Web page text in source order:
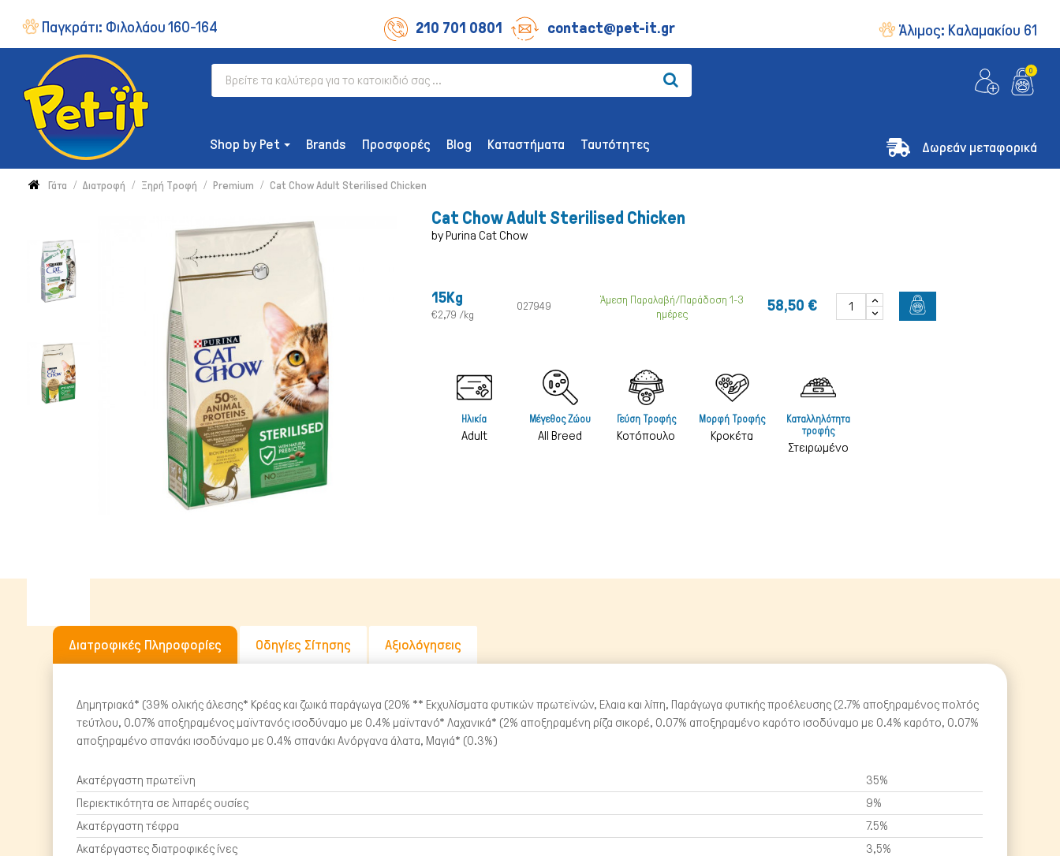
Παγκράτι: Φιλολάου 160-164 210 701 0801 contact@pet-it.gr Άλιμος: Καλαμακίου 61
0
Shop by Pet
ΔΙΑΤΡΟΦΉ
Ξηρή Τροφή
Συμπληρώματα & Βιταμίνες
Υγρή Τροφή
Ωμή Τροφή Σκύλου
Οδοντικής Υγιεινής
Φυσικές Λιχουδιές
Λουκάνικα Λιχουδιές
Παιχνίδια
Καλλωπισμός & Υγιεινή - Σαμπουάν
Μεταφοράς & Πάρκα - Κλουβία
Brands Προσφορές Blog Καταστήματα Ταυτότητες Δωρεάν μεταφορικά
Γάτα Διατροφή Ξηρή Τροφή Premium Cat Chow Adult Sterilised Chicken
Cat Chow Adult Sterilised Chicken
by Purina Cat Chow
15Kg
€2,79 /kg
027949
Άμεση Παραλαβή/Παράδοση 1-3
ημέρες
58,50 €
Ηλικία
Adult
Μέγεθος Ζώου
All Breed
Γεύση Τροφής
Κοτόπουλο
Μορφή Τροφής
Κροκέτα
Καταλληλότητα
τροφής
Στειρωμένο
Διατροφικές Πληροφορίες Οδηγίες Σίτησης Αξιολόγησεις
Δημητριακά* (39% ολικής άλεσης* Κρέας και ζωικά παράγωγα (20% ** Εκχυλίσματα φυτικών πρωτεϊνών, Ελαια και λίπη, Παράγωγα φυτικής προέλευσης (2.7% αποξηραμένος πολτός
τεύτλου, 0.07% αποξηραμένος μαϊντανός ισοδύναμο με 0.4% μαϊντανό* Λαχανικά* (2% αποξηραμένη ρίζα σικορέ, 0.07% αποξηραμένο καρότο ισοδύναμο με 0.4% καρότο, 0.07%
αποξηραμένο σπανάκι ισοδύναμο με 0.4% σπανάκι Ανόργανα άλατα, Μαγιά* (0.3%)
Ακατέργαστη πρωτεΐνη
35%
Περιεκτικότητα σε λιπαρές ουσίες
9%
Ακατέργαστη τέφρα
7.5%
Ακατέργαστες διατροφικές ίνες
3,5%